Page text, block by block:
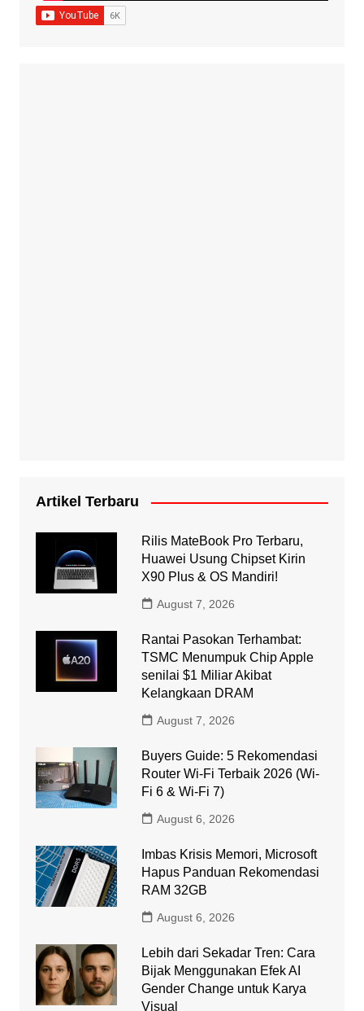
Artikel Terbaru
Rilis MateBook Pro Terbaru,
Huawei Usung Chipset Kirin
X90 Plus & OS Mandiri!
August 7, 2026
Rantai Pasokan Terhambat:
TSMC Menumpuk Chip Apple
senilai $1 Miliar Akibat
Kelangkaan DRAM
August 7, 2026
Buyers Guide: 5 Rekomendasi
Router Wi-Fi Terbaik 2026 (Wi-
Fi 6 & Wi-Fi 7)
August 6, 2026
Imbas Krisis Memori, Microsoft
Hapus Panduan Rekomendasi
RAM 32GB
August 6, 2026
Lebih dari Sekadar Tren: Cara
Bijak Menggunakan Efek AI
Gender Change untuk Karya
Visual